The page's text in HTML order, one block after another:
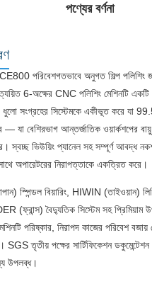
পণ্যের বর্ণনা
পরিবেশগতভাবে অনুগত শিল্প পলিশিং
6-অক্ষের CNC পলিশিং মেশিনটি একটি
ধুলো সংগ্রহের সিস্টেমকে একীভূত করে যা
— যা বেশিরভাগ আন্তর্জাতিক ওয়ার্কশপের বায়ু
স্বচ্ছ ভিউয়িং প্যানেল সহ সম্পূর্ণ আবদ্ধ
অপারেটরের নিরাপত্তাকে একত্রিত করে।
স্পিন্ডল বিয়ারিং, HIWIN (তাইওয়ান)
(ফ্রান্স) বৈদ্যুতিক সিস্টেম সহ প্রিমিয়াম
পরিষ্কার, নিরাপদ কাজের পরিবেশ বজায়
SGS তৃতীয় পক্ষের সার্টিফিকেশন
উপলব্ধ।